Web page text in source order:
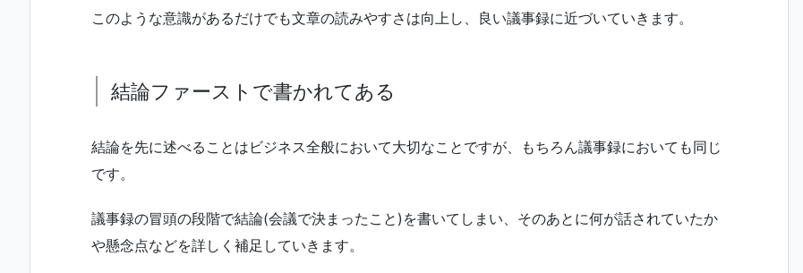
このような意識があるだけでも文章の読みやすさは向上し、良い議事録に近づいていきます。
結論ファーストで書かれてある
結論を先に述べることはビジネス全般において大切なことですが、もちろん議事録においても同じ
です。
議事録の冒頭の段階で結論(会議で決まったこと)を書いてしまい、そのあとに何が話されていたか
や懸念点などを詳しく補足していきます。